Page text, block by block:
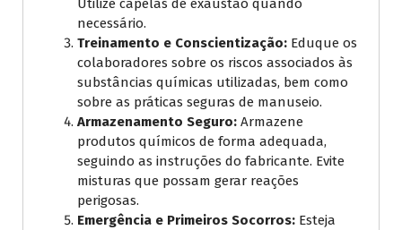
Utilize capelas de exaustão quando
necessário.
Treinamento e Conscientização: Eduque os
colaboradores sobre os riscos associados às
substâncias químicas utilizadas, bem como
sobre as práticas seguras de manuseio.
Armazenamento Seguro: Armazene
produtos químicos de forma adequada,
seguindo as instruções do fabricante. Evite
misturas que possam gerar reações
perigosas.
Emergência e Primeiros Socorros: Esteja